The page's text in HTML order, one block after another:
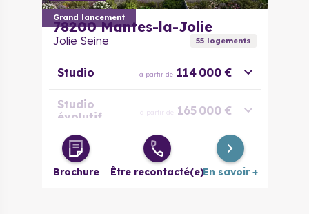
Grand lancement
78200 Mantes-la-Jolie
Jolie Seine 55logements
Studio à partir de 114 000 €
Studio
évolutif
à partir de 165 000 €
2 pièces à partir de 170 000 €
Brochure Être recontacté(e)En savoir +